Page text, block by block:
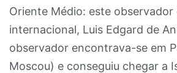
Oriente Médio: este
internacional, Luis Edgard de
observador encontrava-se em
Moscou) e conseguiu chegar a